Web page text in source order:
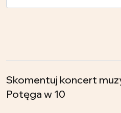
Skomentuj koncert
Potęga w 10